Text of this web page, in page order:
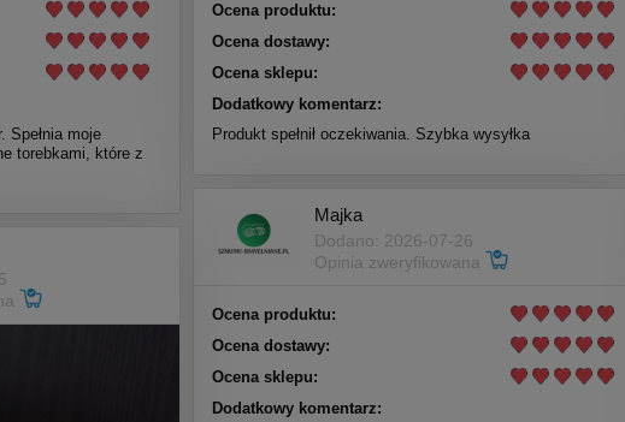
Spełnia moje
torebkami, które z
Ocena produktu:
Ocena dostawy:
Ocena sklepu:
Dodatkowy komentarz:
Produkt spełnił oczekiwania. Szybka wysyłka
Majka
Dodano: 2026-07-26
Opinia zweryfikowana
Ocena produktu:
Ocena dostawy:
Ocena sklepu:
Dodatkowy komentarz: